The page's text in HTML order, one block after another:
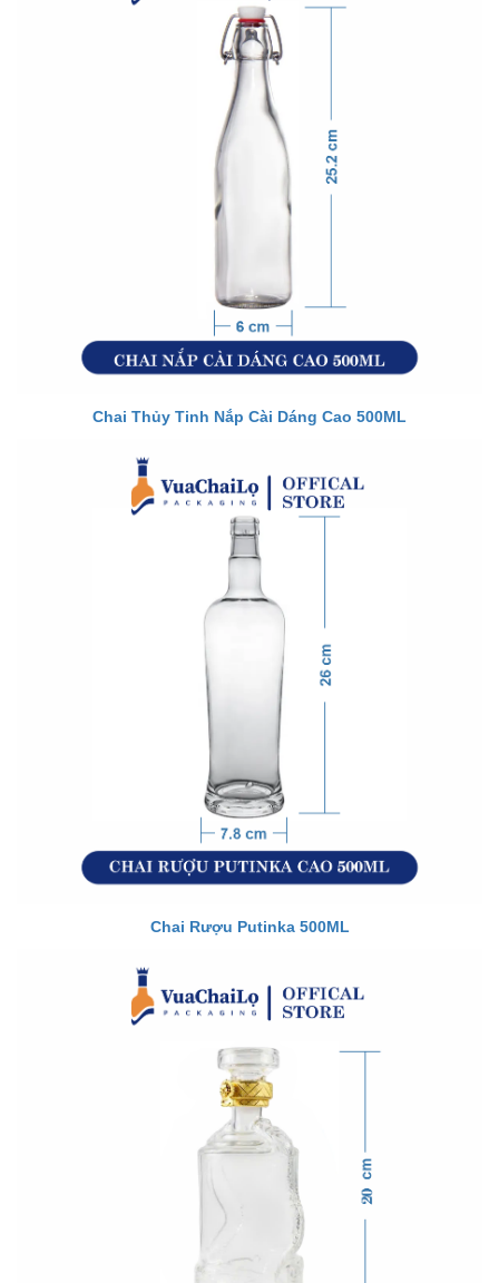
Chai Thủy Tinh Nắp Cài Dáng Cao 500ML
Chai Rượu Putinka 500ML